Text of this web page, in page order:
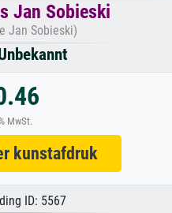
Jan Sobieski
Jan Sobieski)
MwSt.
kunstafdruk
ID: 5567